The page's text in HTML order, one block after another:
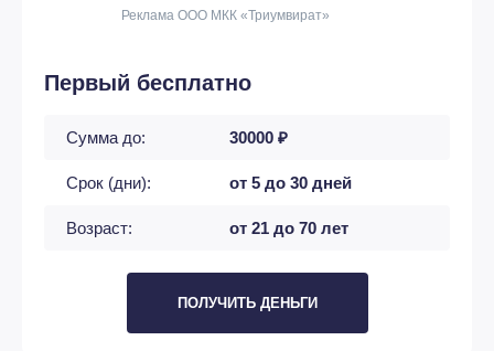
Реклама ООО МКК «Триумвират»
Первый бесплатно
Сумма до: 30000 ₽
Срок (дни): от 5 до 30 дней
Возраст: от 21 до 70 лет
ПОЛУЧИТЬ ДЕНЬГИ